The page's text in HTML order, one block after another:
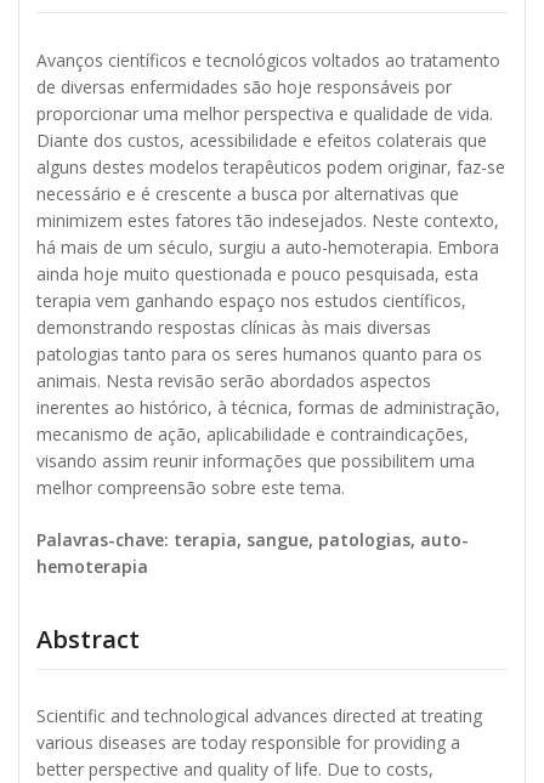
Avanços científicos e tecnológicos voltados ao tratamento
de diversas enfermidades são hoje responsáveis por
proporcionar uma melhor perspectiva e qualidade de vida.
Diante dos custos, acessibilidade e efeitos colaterais que
alguns destes modelos terapêuticos podem originar, faz-se
necessário e é crescente a busca por alternativas que
minimizem estes fatores tão indesejados. Neste contexto,
há mais de um século, surgiu a auto-hemoterapia. Embora
ainda hoje muito questionada e pouco pesquisada, esta
terapia vem ganhando espaço nos estudos científicos,
demonstrando respostas clínicas às mais diversas
patologias tanto para os seres humanos quanto para os
animais. Nesta revisão serão abordados aspectos
inerentes ao histórico, à técnica, formas de administração,
mecanismo de ação, aplicabilidade e contraindicações,
visando assim reunir informações que possibilitem uma
melhor compreensão sobre este tema.
Palavras-chave: terapia, sangue, patologias, auto-
hemoterapia
Abstract
Scientific and technological advances directed at treating
various diseases are today responsible for providing a
better perspective and quality of life. Due to costs,